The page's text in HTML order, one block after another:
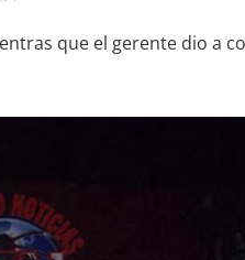
que el gerente dio a